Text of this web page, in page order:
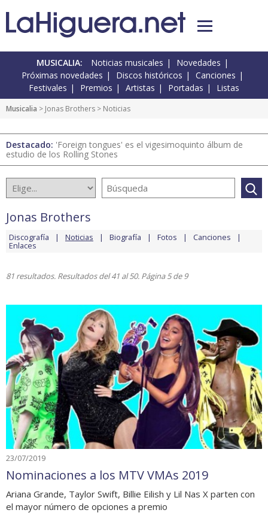
MUSICALIA: Noticias musicales
Novedades
Próximas novedades
Discos históricos
Canciones
Festivales
Premios Artistas Portadas Listas
Musicalia > Jonas Brothers > Noticias
Destacado: 'Foreign tongues' es el vigesimoquinto álbum de
estudio de los Rolling Stones
Jonas Brothers
Discografía Noticias Biografía Fotos Canciones
Enlaces
81 resultados. Resultados del 41 al 50. Página 5 de 9
23/07/2019
Nominaciones a los MTV VMAs 2019
Ariana Grande, Taylor Swift, Billie Eilish y Lil Nas X parten con
el mayor número de opciones a premio